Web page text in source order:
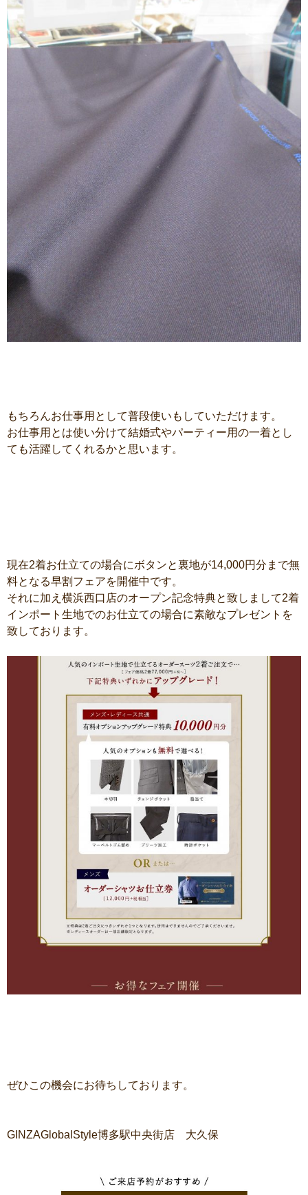
もちろんお仕事用として普段使いもしていただけます。
お仕事用とは使い分けて結婚式やパーティー用の一着とし
ても活躍してくれるかと思います。
現在2着お仕立ての場合にボタンと裏地が14,000円分まで無
料となる早割フェアを開催中です。
それに加え横浜西口店のオープン記念特典と致しまして2着
インポート生地でのお仕立ての場合に素敵なプレゼントを
致しております。
ぜひこの機会にお待ちしております。
GINZAGlobalStyle博多駅中央街店 大久保